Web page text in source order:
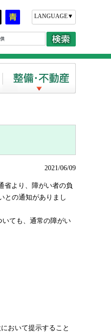
LANGUAGE▼
変える
合わせ
2021/06/09
省より、障がい者の負
との通知がありまし
ても、通常の障がい
おいて提示すること